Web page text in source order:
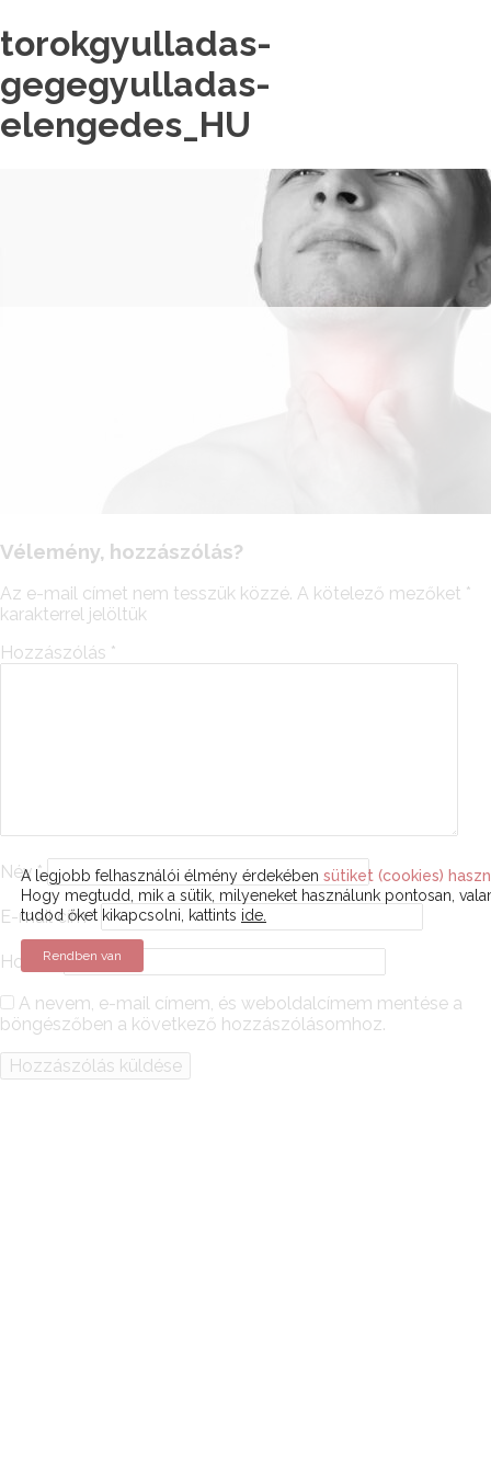
torokgyulladas-
gegegyulladas-
elengedes_HU
Vélemény, hozzászólás?
Az e-mail címet nem tesszük közzé. A kötelező mezőket *
karakterrel jelöltük
Hozzászólás *
Név*
E-mail cím*
Honlap
A nevem, e-mail címem, és weboldalcímem mentése a
böngészőben a következő hozzászólásomhoz.
A legjobb felhasználói élmény érdekében sütiket (cookies)
Hogy megtudd, mik a sütik, milyeneket használunk pontosan,
tudod őket kikapcsolni, kattints ide.
Rendben van